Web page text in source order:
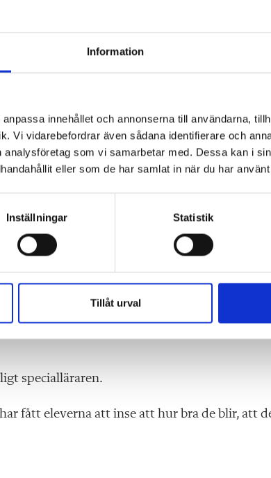
Information
innehållet och annonserna till användarna,
Vi vidarebefordrar även sådana identifierare och
som vi samarbetar med. Dessa kan i
eller som de har samlat in när du har
Inställningar Statistik
Tillåt urval
181 ord, men vid 150 så läser du med flyt
förstod vikten av insatsen fick låg ökning,
resultat, säger hon.
procent är inte den som läser flest ord idag.
blir jätteglada när de märker att de blir
specialläraren.
fått eleverna att inse att hur bra de blir, att